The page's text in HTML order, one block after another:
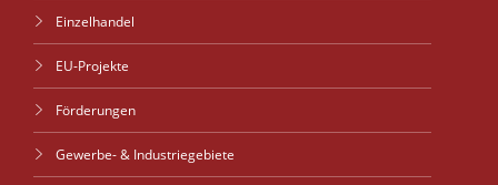
Einzelhandel
EU-Projekte
Förderungen
Gewerbe- & Industriegebiete